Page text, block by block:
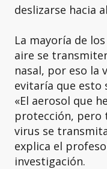
deslizarse hacia
La mayoría de
aire se
nasal, por eso la
evitaría que esto
«El aerosol que
protección, pero
virus se
explica el
investigación.